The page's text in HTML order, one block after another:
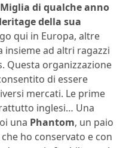
di qualche anno
della sua
qui in Europa, altre
insieme ad altri ragazzi
Questa organizzazione
di essere
mercati. Le prime
inglesi… Una
una Phantom, un paio
ho conservato e con